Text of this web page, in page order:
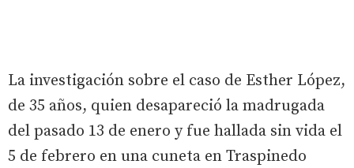
La investigación sobre el caso de Esther López,
de 35 años, quien desapareció la madrugada
del pasado 13 de enero y fue hallada sin vida el
5 de febrero en una cuneta en Traspinedo